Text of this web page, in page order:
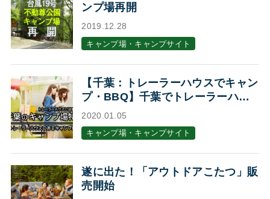
ンプ場再開
2019.12.28
キャンプ場・キャンプサイト
【千葉：トレーラーハウスでキャン
プ・BBQ】千葉でトレーラーハウ
スに泊まれるキャンプ場・BBQ場7
選
2020.01.05
キャンプ場・キャンプサイト
遂に出た！「アウトドアこたつ」販
売開始